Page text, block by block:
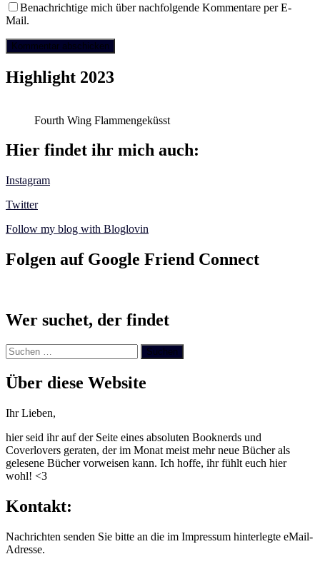
Benachrichtige mich über nachfolgende Kommentare per E-
Mail.
Highlight 2023
Fourth Wing Flammengeküsst
Hier findet ihr mich auch:
Instagram
Twitter
Follow my blog with Bloglovin
Folgen auf Google Friend Connect
Wer suchet, der findet
Suchen
nach:
Über diese Website
Ihr Lieben,
hier seid ihr auf der Seite eines absoluten Booknerds und
Coverlovers geraten, der im Monat meist mehr neue Bücher als
gelesene Bücher vorweisen kann. Ich hoffe, ihr fühlt euch hier
wohl! <3
Kontakt:
Nachrichten senden Sie bitte an die im Impressum hinterlegte eMail-
Adresse.